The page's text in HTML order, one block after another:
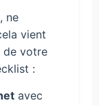
ne
vient
de votre
:
avec